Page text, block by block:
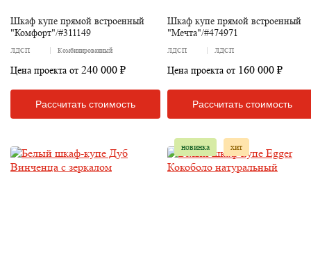
Шкаф купе прямой встроенный
"Комфорт"/#311149
ЛДСП Комбинированный
Цена проекта от 240 000 ₽
Рассчитать стоимость
Шкаф купе прямой встроенный
"Мечта"/#474971
ЛДСП ЛДСП
Цена проекта от 160 000 ₽
Рассчитать стоимость
новинка хит